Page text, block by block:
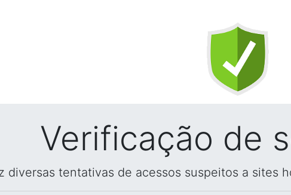
Verificação de
diversas tentativas de acessos suspeitos a sites